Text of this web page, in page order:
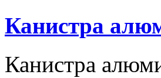
Канистра
Канистра